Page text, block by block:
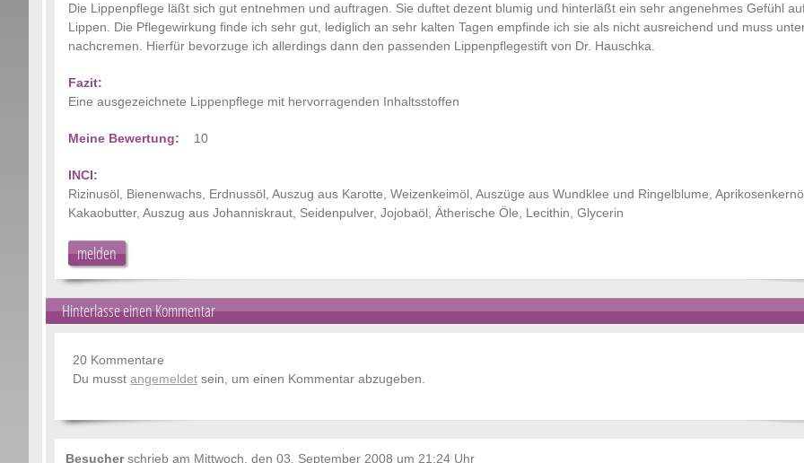
Die Lippenpflege läßt sich gut entnehmen und auftragen. Sie duftet dezent blumig und hinterläßt ein sehr angenehmes Gefühl
Lippen. Die Pflegewirkung finde ich sehr gut, lediglich an sehr kalten Tagen empfinde ich sie als nicht ausreichend und muss
nachcremen. Hierfür bevorzuge ich allerdings dann den passenden Lippenpflegestift von Dr. Hauschka.
Fazit:
Eine ausgezeichnete Lippenpflege mit hervorragenden Inhaltsstoffen
Meine Bewertung: 10
INCI:
Rizinusöl, Bienenwachs, Erdnussöl, Auszug aus Karotte, Weizenkeimöl, Auszüge aus Wundklee und Ringelblume,
Kakaobutter, Auszug aus Johanniskraut, Seidenpulver, Jojobaöl, Ätherische Öle, Lecithin, Glycerin
melden
Hinterlasse einen Kommentar
20 Kommentare
Du musst angemeldet sein, um einen Kommentar abzugeben.
Besucher schrieb am Mittwoch, den 03. September 2008 um 21:24 Uhr